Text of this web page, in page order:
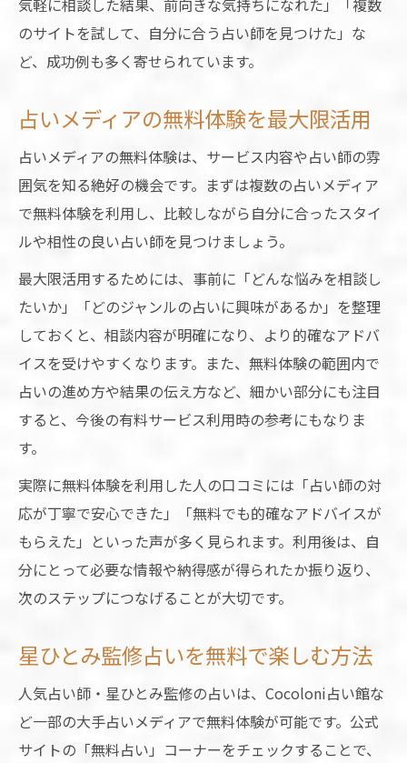
気軽に相談した結果、前向きな気持ちになれた」「複数
のサイトを試して、自分に合う占い師を見つけた」な
ど、成功例も多く寄せられています。
占いメディアの無料体験を最大限活用
占いメディアの無料体験は、サービス内容や占い師の雰
囲気を知る絶好の機会です。まずは複数の占いメディア
で無料体験を利用し、比較しながら自分に合ったスタイ
ルや相性の良い占い師を見つけましょう。
最大限活用するためには、事前に「どんな悩みを相談し
たいか」「どのジャンルの占いに興味があるか」を整理
しておくと、相談内容が明確になり、より的確なアドバ
イスを受けやすくなります。また、無料体験の範囲内で
占いの進め方や結果の伝え方など、細かい部分にも注目
すると、今後の有料サービス利用時の参考にもなりま
す。
実際に無料体験を利用した人の口コミには「占い師の対
応が丁寧で安心できた」「無料でも的確なアドバイスが
もらえた」といった声が多く見られます。利用後は、自
分にとって必要な情報や納得感が得られたか振り返り、
次のステップにつなげることが大切です。
星ひとみ監修占いを無料で楽しむ方法
人気占い師・星ひとみ監修の占いは、Cocoloni占い館な
ど一部の大手占いメディアで無料体験が可能です。公式
サイトの「無料占い」コーナーをチェックすることで、